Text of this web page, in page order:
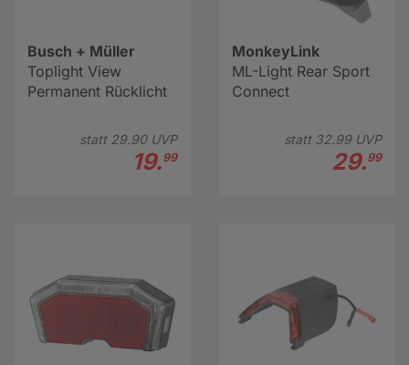
Busch + Müller
Toplight View
Permanent Rücklicht
statt 29.90UVP
19.99
MonkeyLink
ML-Light Rear Sport
Connect
statt 32.99UVP
29.99